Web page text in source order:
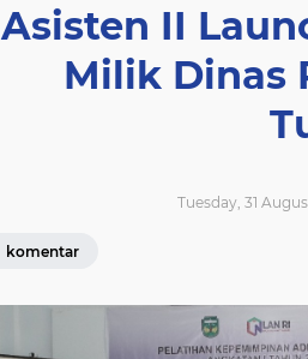
Asisten II
Milik Dinas
Tuesday, 31
komentar